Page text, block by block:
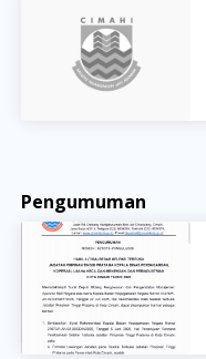
Pengumuman